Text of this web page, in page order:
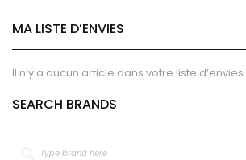
MA LISTE D’ENVIES
Il n’y a aucun article dans votre liste d’envies.
SEARCH BRANDS